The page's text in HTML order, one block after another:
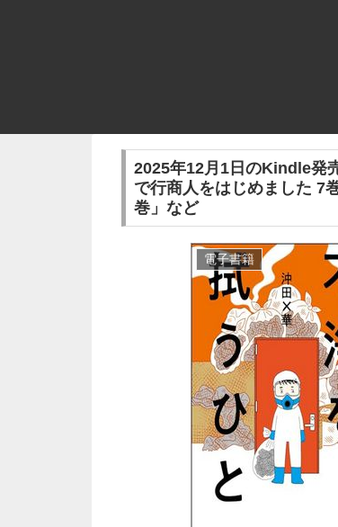
2025年12月1日のKindle発
で行商人をはじめました 7
巻」など
電子書籍